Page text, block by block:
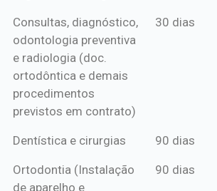
mensal*
Consultas, diagnóstico,
odontologia preventiva
e radiologia (doc.
ortodôntica e demais
procedimentos
previstos em contrato)
30 dias
Dentística e cirurgias 90 dias
Ortodontia (Instalação
de aparelho e
90 dias